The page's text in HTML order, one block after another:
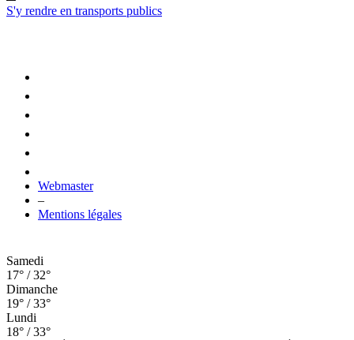
S'y rendre en transports publics
Webmaster
–
Mentions légales
Samedi
17° / 32°
Dimanche
19° / 33°
Lundi
18° / 33°